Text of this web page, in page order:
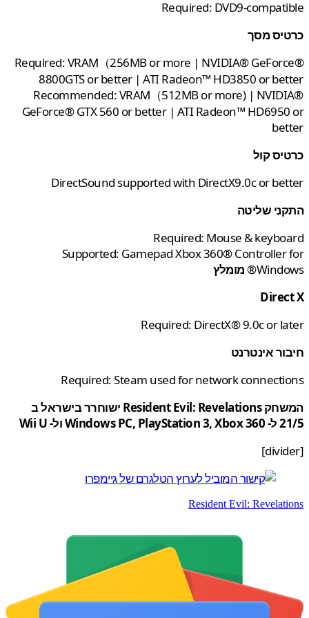
Required: VRAM（256MB or
8800GTS or better | ATI
Recommended: VRAM（
GeForce® GTX 560 or
DirectSound
Supported:
Required: Steam
המשחק Resident Evil: Revelations ישוחרר בישראל ב